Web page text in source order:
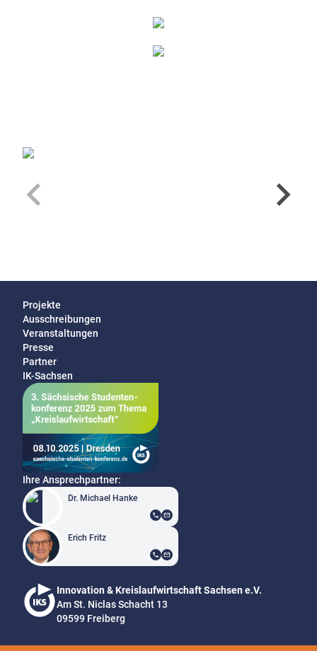
Projekte
Ausschreibungen
Veranstaltungen
Presse
Partner
IK-Sachsen
Ihre Ansprechpartner:
Dr. Michael Hanke
Erich Fritz
Innovation & Kreislaufwirtschaft Sachsen e.V.
Am St. Niclas Schacht 13
09599 Freiberg